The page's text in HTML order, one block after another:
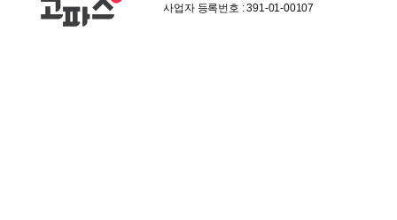
사업자 등록번호 : 391-01-00107